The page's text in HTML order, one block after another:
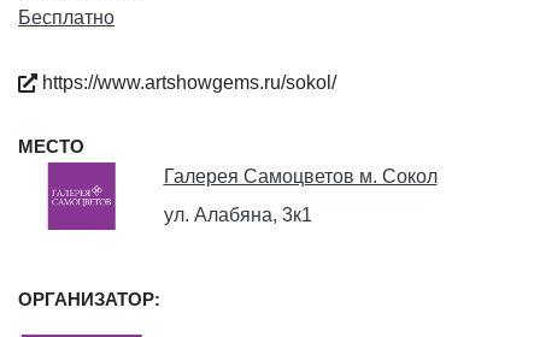
Бесплатно
https://www.artshowgems.ru/sokol/
МЕСТО
Галерея Самоцветов м. Сокол
ул. Алабяна, 3к1
ОРГАНИЗАТОР: